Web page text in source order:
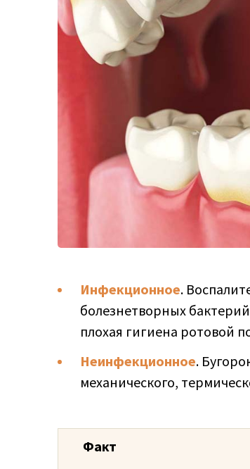
Инфекционное.
болезнетворных
плохая гигиена ротовой
Неинфекционное.
механического,
Факт